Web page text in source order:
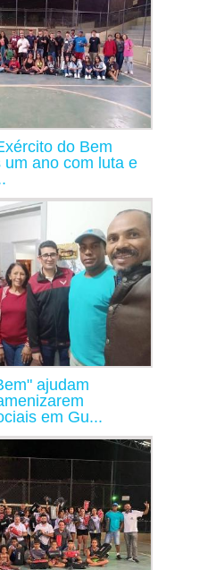
do Bem
um ano com luta e
ajudam
em Gu...